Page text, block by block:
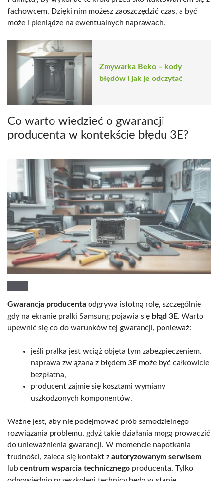
fachowcem. Dzięki nim możesz zaoszczędzić czas, a być
może i pieniądze na ewentualnych naprawach.
Zmywarka Beko – kody
błędów i jak je odczytać
Co warto wiedzieć o gwarancji
producenta w kontekście błędu 3E?
Gwarancja producenta odgrywa istotną rolę, szczególnie
gdy na ekranie pralki Samsung pojawia się błąd 3E. Warto
upewnić się co do warunków tej gwarancji, ponieważ:
jeśli pralka jest wciąż objęta tym zabezpieczeniem,
naprawa związana z błędem 3E może być całkowicie
bezpłatna,
producent zajmie się kosztami wymiany
uszkodzonych komponentów.
Ważne jest, aby nie podejmować prób samodzielnego
rozwiązania problemu, gdyż takie działania mogą prowadzić
do unieważnienia gwarancji. W momencie napotkania
trudności, zaleca się kontakt z autoryzowanym serwisem
lub centrum wsparcia technicznego producenta. Tylko